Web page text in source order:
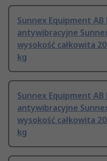
Sunnex Equipment
antywibracyjne
wysokość całkowita
kg
Sunnex Equipment
antywibracyjne
wysokość całkowita
kg